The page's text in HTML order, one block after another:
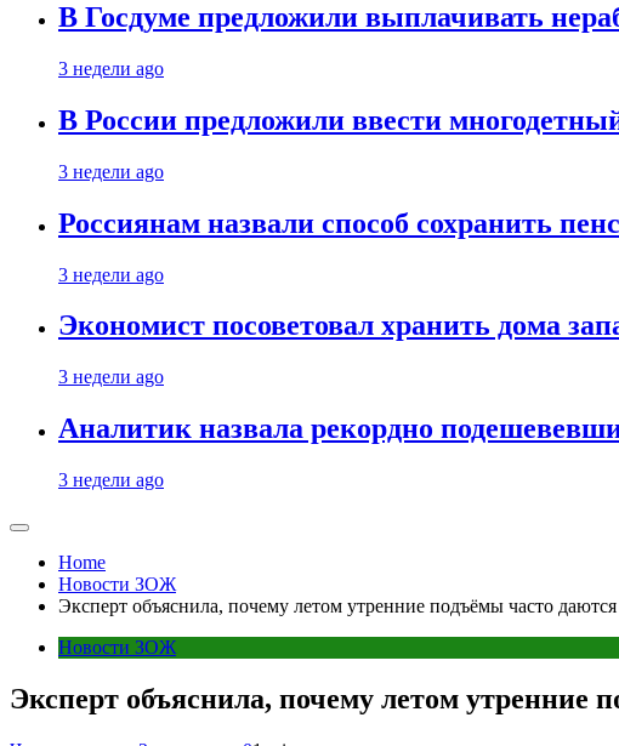
В Госдуме предложили выплачивать
3 недели ago
В России предложили ввести
3 недели ago
Россиянам назвали способ сохранить
3 недели ago
Экономист посоветовал хранить дома
3 недели ago
Аналитик назвала рекордно
3 недели ago
Home
Новости ЗОЖ
Эксперт объяснила, почему летом утренние подъёмы часто даются
Новости ЗОЖ
Эксперт объяснила, почему летом утренние